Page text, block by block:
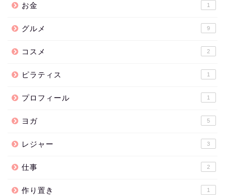
お金 1
グルメ 9
コスメ 2
ピラティス 1
プロフィール 1
ヨガ 5
レジャー 3
仕事 2
作り置き 1